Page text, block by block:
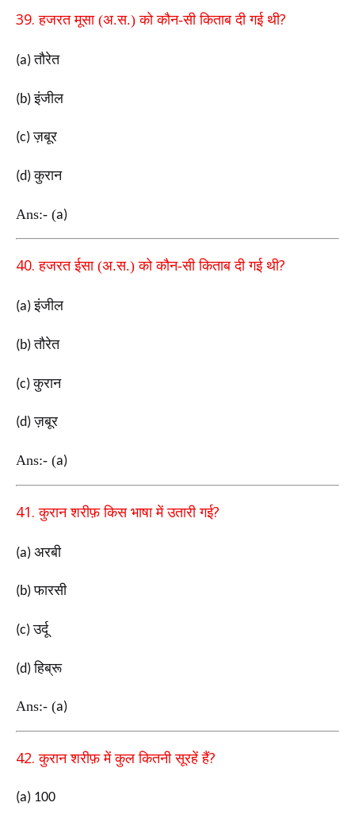
39.हजरत मूसा (अ.स.) को कौन-सी किताब दी गई थी?
(a)तौरेत
(b)इंजील
(c)ज़बूर
(d)कुरान
Ans:- (a)
40.हजरत ईसा (अ.स.) को कौन-सी किताब दी गई थी?
(a)इंजील
(b)तौरेत
(c)कुरान
(d)ज़बूर
Ans:- (a)
41.कुरान शरीफ़ किस भाषा में उतारी गई?
(a) अरबी
(b)फारसी
(c)उर्दू
(d)हिब्रू
Ans:- (a)
42.कुरान शरीफ़ में कुल कितनी सूरहें हैं?
(a) 100